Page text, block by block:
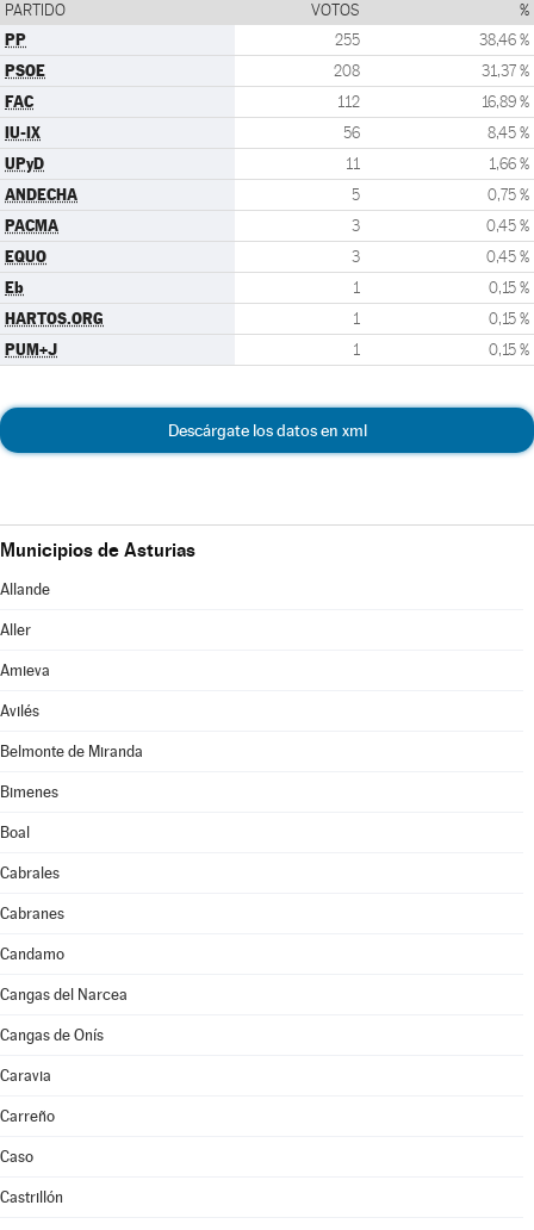
PARTIDO VOTOS %
PP 255 38,46 %
PSOE 208 31,37 %
FAC 112 16,89 %
IU-IX 56 8,45 %
UPyD 11 1,66 %
ANDECHA 5 0,75 %
PACMA 3 0,45 %
EQUO 3 0,45 %
Eb 1 0,15 %
HARTOS.ORG 1 0,15 %
PUM+J 1 0,15 %
Descárgate los datos en xml
Municipios de Asturias
Allande
Aller
Amieva
Avilés
Belmonte de Miranda
Bimenes
Boal
Cabrales
Cabranes
Candamo
Cangas del Narcea
Cangas de Onís
Caravia
Carreño
Caso
Castrillón